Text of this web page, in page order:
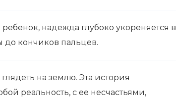
надежда глубоко укореняется в
до кончиков пальцев.
на землю. Эта история
реальность, с ее несчастьями,